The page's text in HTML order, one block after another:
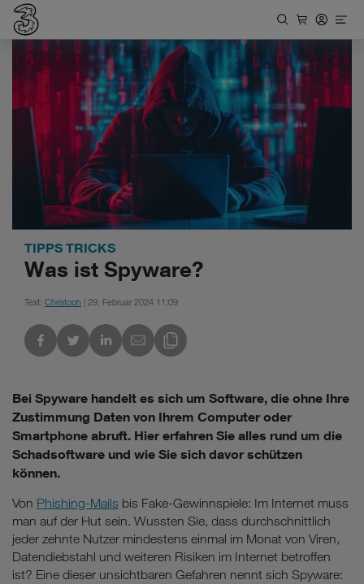
TIPPS TRICKS
Was ist Spyware?
Text: Christoph | 29. Februar 2024 11:09
Link des Blogs kopieren
Bei Spyware handelt es sich um Software, die ohne Ihre
Zustimmung Daten von Ihrem Computer oder
Smartphone abruft. Hier erfahren Sie alles rund um die
Schadsoftware und wie Sie sich davor schützen
können.
Von Phishing-Mails bis Fake-Gewinnspiele: Im Internet muss
man auf der Hut sein. Wussten Sie, dass durchschnittlich
jeder zehnte Nutzer mindestens einmal im Monat von Viren,
Datendiebstahl und weiteren Risiken im Internet betroffen
ist? Eine dieser unsichtbaren Gefahren nennt sich Spyware: